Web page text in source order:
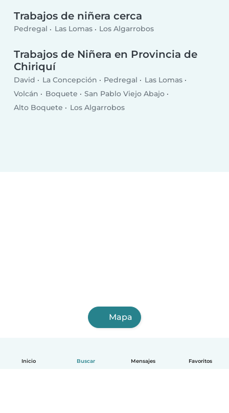
Inicio Buscar Mensajes Favoritos
Trabajos de niñera cerca
Pedregal Las Lomas Los Algarrobos
Trabajos de Niñera en Provincia de
Chiriquí
David La Concepción Pedregal
Las Lomas
Volcán
Boquete
San Pablo Viejo Abajo
Alto Boquete
Los Algarrobos
Mapa